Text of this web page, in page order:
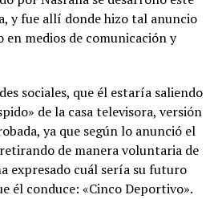
y fue allí donde hizo tal anuncio
en medios de comunicación y
sociales, que él estaría saliendo
de la casa televisora, versión
ya que según lo anunció el
de manera voluntaria de
expresado cuál sería su futuro
él conduce: «Cinco Deportivo».